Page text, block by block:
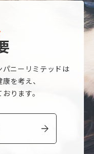
パニーリミテッドは
を考え、
ります。